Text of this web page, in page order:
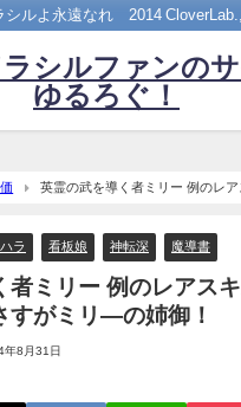
シルよ永遠なれ©2014
シルファンのサ
ゆるろぐ！
英霊の武を導く者ミリー 例のレア
ラ 看板娘 神転深 魔導書
者ミリー 例のレアス
すがミリ―の姉御！
年8月31日